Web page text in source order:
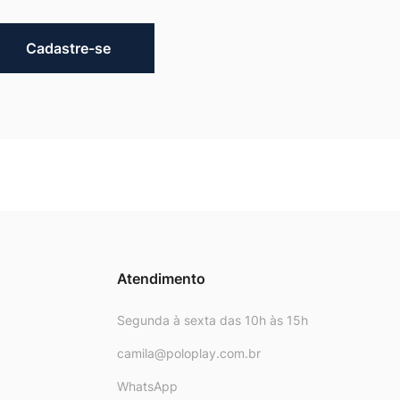
Cadastre-se
Atendimento
Segunda à sexta das 10h às 15h
camila@poloplay.com.br
WhatsApp